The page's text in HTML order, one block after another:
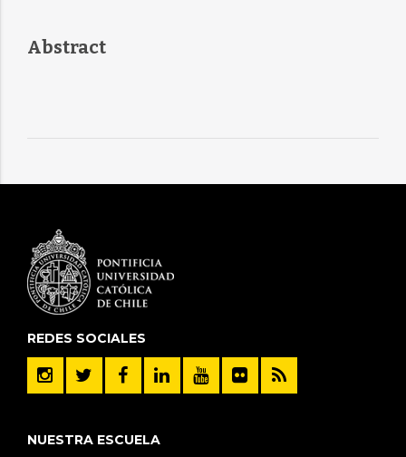
Abstract
REDES SOCIALES
NUESTRA ESCUELA